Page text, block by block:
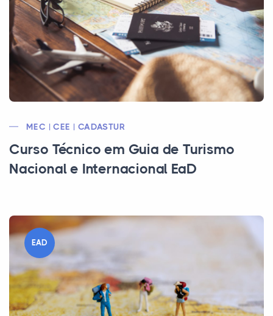
MEC | CEE | CADASTUR
Curso Técnico em Guia de Turismo
Nacional e Internacional EaD
EAD